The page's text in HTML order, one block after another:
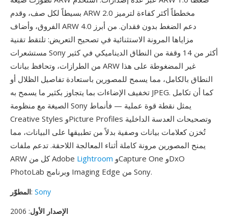
بسيطاً لكل صف، وقدم ARW 2.0 مخططاً أكثر كفاءة لترميز
الفروق، وأضاف ARW 4.0 دعم الضغط بدون فقدان. من أبرز
مزاياها المرونة الاستثنائية في تصحيح التعريض: تلتقط تقنية
مستشعرات Sony أكثر من 14 وقفة من النطاق الديناميكي في كثير
من الطرازات، وتحافظ بيانات ARW غير المضغوطة على هذا
النطاق بالكامل، مما يسمح للمصورين باستعادة تفاصيل الظلال أو
تخفيف الإضاءات بما يتجاوز بكثير ما يسمح به JPEG. كما أن تكامل
الصيغة مع منظومة Sony يمثل نقطة قوة عملية — فأنماط
Creative Styles وPicture Profiles وتصحيحات العدسة الداخلية
تُخزن كعلامات بيانات وصفية بدلاً من تطبيقها على البيانات، مما
يمنح المصورين مرونة كاملة أثناء المعالجة اللاحقة. تدعم ملفات
ARW كل من Adobe Lightroom
PhotoLab وبرنامج Imaging Edge من Sony.
المطوّر: Sony
الإصدار الأول: 2006